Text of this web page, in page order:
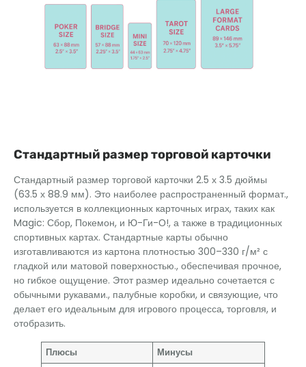
Стандартный размер торговой карточки
Стандартный размер торговой карточки 2.5 х 3.5 дюймы
(63.5 х 88.9 мм). Это наиболее распространенный формат.,
используется в коллекционных карточных играх, таких как
Magic: Сбор, Покемон, и Ю-Ги-О!, а также в традиционных
спортивных картах. Стандартные карты обычно
изготавливаются из картона плотностью 300–330 г/м² с
гладкой или матовой поверхностью., обеспечивая прочное,
но гибкое ощущение. Этот размер идеально сочетается с
обычными рукавами., палубные коробки, и связующие, что
делает его идеальным для игрового процесса, торговля, и
отобразить.
Плюсы
Минусы